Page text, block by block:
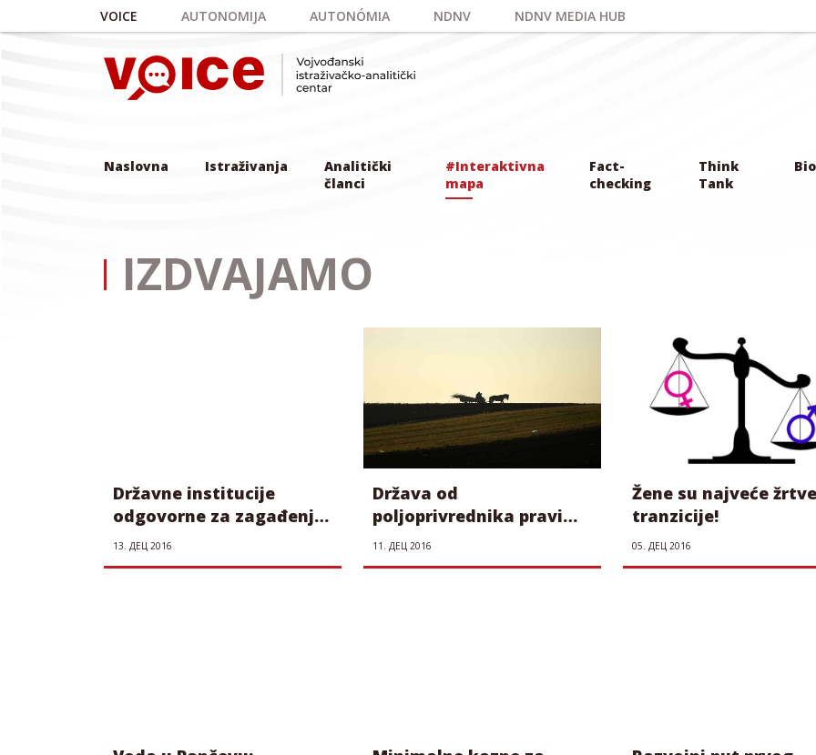
Skip to main content
VOICE AUTONOMIJA AUTONÓMIA NDNV NDNV MEDIA HUB
Naslovna Istraživanja
Analitički
članci
#Interaktivna
mapa
Fact-
checking
Think
Tank
IZDVAJAMO
Državne institucije
odgovorne za zagađenje
Krivaje
13. ДЕЦ 2016
Država od
poljoprivrednika pravi
najveće gubitnike EU-
integracija
11. ДЕЦ 2016
Žene su najveće žrtve
tranzicije!
05. ДЕЦ 2016